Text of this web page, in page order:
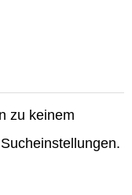
zu keinem